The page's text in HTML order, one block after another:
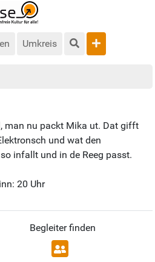
Umkreis
man nu packt Mika ut. Dat gifft
und wat den
infallt und in de Reeg passt.
20 Uhr
Begleiter finden